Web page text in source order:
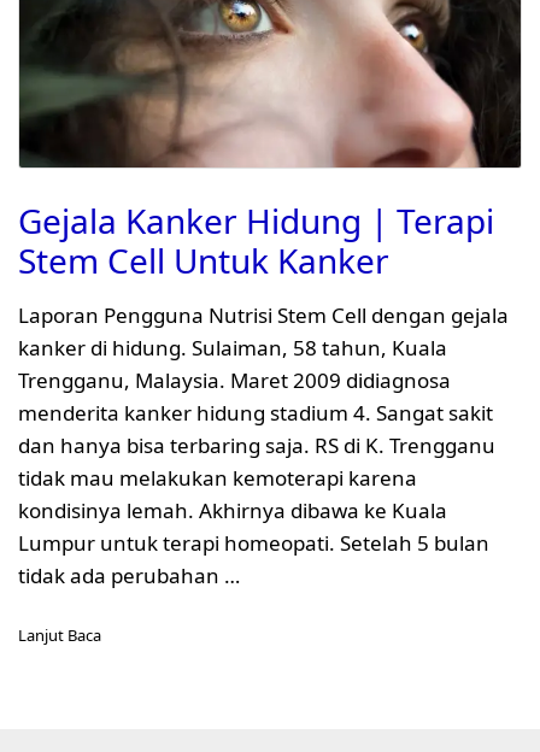
Gejala Kanker Hidung | Terapi
Stem Cell Untuk Kanker
Laporan Pengguna Nutrisi Stem Cell dengan gejala
kanker di hidung. Sulaiman, 58 tahun, Kuala
Trengganu, Malaysia. Maret 2009 didiagnosa
menderita kanker hidung stadium 4. Sangat sakit
dan hanya bisa terbaring saja. RS di K. Trengganu
tidak mau melakukan kemoterapi karena
kondisinya lemah. Akhirnya dibawa ke Kuala
Lumpur untuk terapi homeopati. Setelah 5 bulan
tidak ada perubahan …
Lanjut Baca